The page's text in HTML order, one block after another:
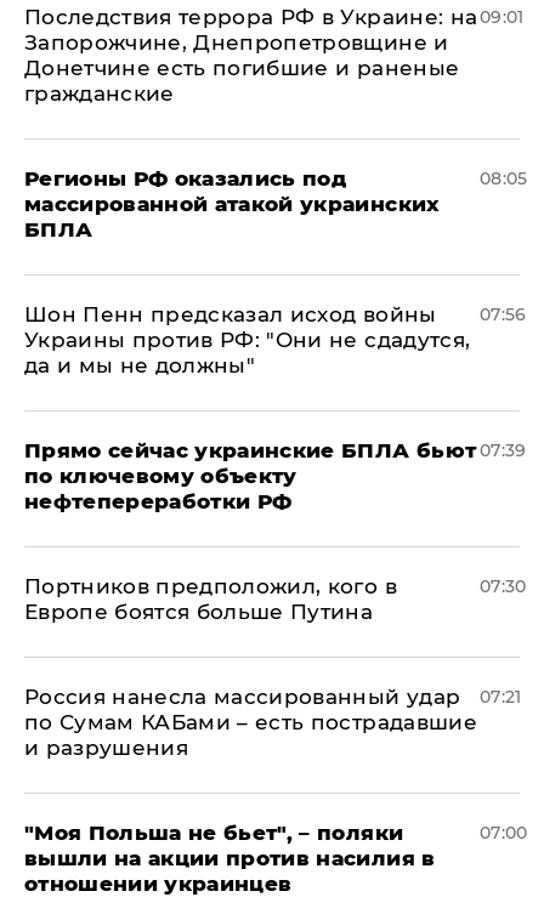
Последствия террора РФ в Украине: на
Запорожчине, Днепропетровщине и
Донетчине есть погибшие и раненые
гражданские
09:01
Регионы РФ оказались под
массированной атакой украинских
БПЛА
08:05
Шон Пенн предсказал исход войны
Украины против РФ: "Они не сдадутся,
да и мы не должны"
07:56
Прямо сейчас украинские БПЛА бьют
по ключевому объекту
нефтепереработки РФ
07:39
Портников предположил, кого в
Европе боятся больше Путина
07:30
Россия нанесла массированный удар
по Сумам КАБами – есть пострадавшие
и разрушения
07:21
"Моя Польша не бьет", – поляки
вышли на акции против насилия в
отношении украинцев
07:00